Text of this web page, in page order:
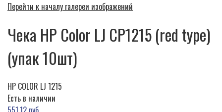
Перейти к началу галереи изображений
Чека HP Color LJ CP1215 (red type)
(упак 10шт)
HP COLOR LJ 1215
Есть в наличии